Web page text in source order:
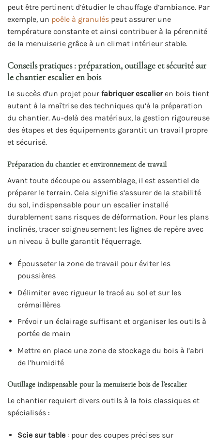
peut être pertinent d’étudier le chauffage d’ambiance. Par
exemple, un poêle à granulés peut assurer une
température constante et ainsi contribuer à la pérennité
de la menuiserie grâce à un climat intérieur stable.
Conseils pratiques : préparation, outillage et sécurité sur
le chantier escalier en bois
Le succès d’un projet pour fabriquer escalieren bois tient
autant à la maîtrise des techniques qu’à la préparation
du chantier. Au-delà des matériaux, la gestion rigoureuse
des étapes et des équipements garantit un travail propre
et sécurisé.
Préparation du chantier et environnement de travail
Avant toute découpe ou assemblage, il est essentiel de
préparer le terrain. Cela signifie s’assurer de la stabilité
du sol, indispensable pour un escalier installé
durablement sans risques de déformation. Pour les plans
inclinés, tracer soigneusement les lignes de repère avec
un niveau à bulle garantit l’équerrage.
Épousseter la zone de travail pour éviter les
poussières
Délimiter avec rigueur le tracé au sol et sur les
crémaillères
Prévoir un éclairage suffisant et organiser les outils à
portée de main
Mettre en place une zone de stockage du bois à l’abri
de l’humidité
Outillage indispensable pour la menuiserie bois de l’escalier
Le chantier requiert divers outils à la fois classiques et
spécialisés :
Scie sur table: pour des coupes précises sur